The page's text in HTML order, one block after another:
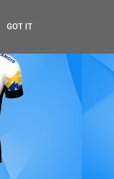
GOT IT